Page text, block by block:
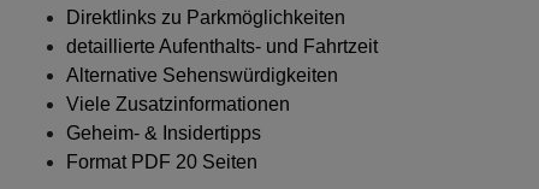
Direktlinks zu Parkmöglichkeiten
detaillierte Aufenthalts- und Fahrtzeit
Alternative Sehenswürdigkeiten
Viele Zusatzinformationen
Geheim- & Insidertipps
Format PDF 20 Seiten